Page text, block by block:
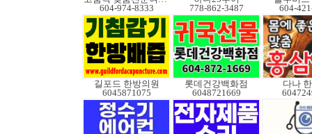
604-974-8333
778-862-3487
604-
길포드 한방의원
6045871075
롯데건강백화점
6048721669
다나